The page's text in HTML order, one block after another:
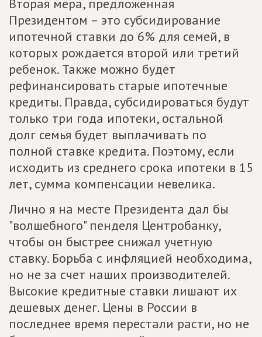
Вторая мера, предложенная
Президентом – это субсидирование
ипотечной ставки до 6% для семей, в
которых рождается второй или третий
ребенок. Также можно будет
рефинансировать старые ипотечные
кредиты. Правда, субсидироваться будут
только три года ипотеки, остальной
долг семья будет выплачивать по
полной ставке кредита. Поэтому, если
исходить из среднего срока ипотеки в 15
лет, сумма компенсации невелика.
Лично я на месте Президента дал бы
"волшебного" пенделя Центробанку,
чтобы он быстрее снижал учетную
ставку. Борьба с инфляцией необходима,
но не за счет наших производителей.
Высокие кредитные ставки лишают их
дешевых денег. Цены в России в
последнее время перестали расти, но не